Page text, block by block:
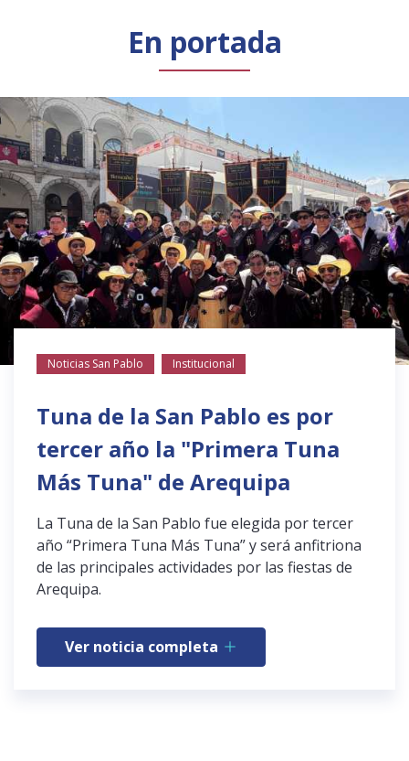
En portada
Noticias San Pablo Institucional
Tuna de la San Pablo es por
tercer año la "Primera Tuna
Más Tuna" de Arequipa
La Tuna de la San Pablo fue elegida por tercer
año “Primera Tuna Más Tuna” y será anfitriona
de las principales actividades por las fiestas de
Arequipa.
Ver noticia completa